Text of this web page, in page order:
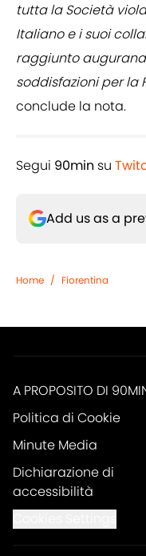
tutta la Società
Italiano e i suoi
raggiunto
soddisfazioni per la
conclude la nota.
Segui 90min su
Add us as a
Home / Fiorentina
A PROPOSITO DI
Politica di Cookie
Minute Media
Dichiarazione di
accessibilità